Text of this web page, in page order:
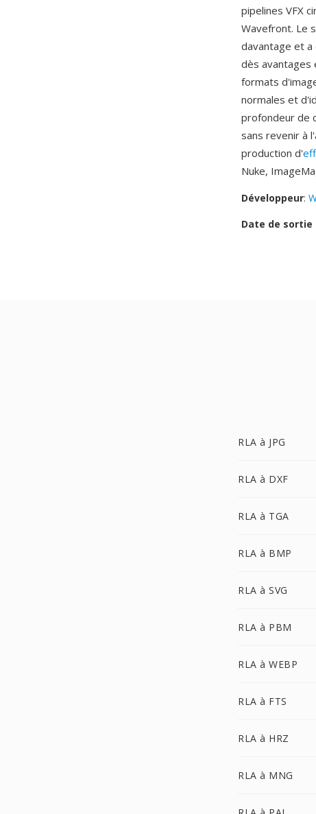
pipelines VFX
Wavefront. Le
davantage et a
dès avantages
formats
normales et
profondeur de
sans revenir à
production d'
Nuke,
Développeur:
Date de
RLA à JPG
RLA à DXF
RLA à TGA
RLA à BMP
RLA à SVG
RLA à PBM
RLA à WEBP
RLA à FTS
RLA à HRZ
RLA à MNG